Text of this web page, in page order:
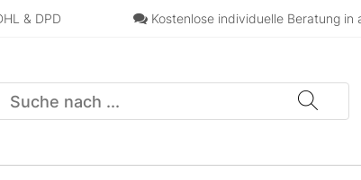
& DPD Kostenlose individuelle Beratung in